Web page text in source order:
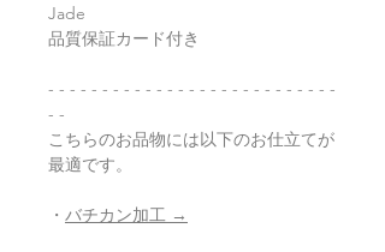
Jade
品質保証カード付き
- - - - - - - - - - - - - - - - - - - - - - - - - - -
- -
こちらのお品物には以下のお仕立てが
最適です。
・ バチカン加工 →